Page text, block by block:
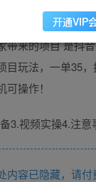
带来的项目 是抖
目玩法，一单35
操作！
3.视频实操4.注意
容已隐藏，请付
开通VIP